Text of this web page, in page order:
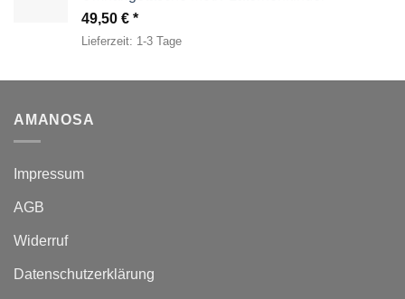
49,50 €
Lieferzeit: 1-3 Tage
AMANOSA
Impressum
AGB
Widerruf
Datenschutzerklärung